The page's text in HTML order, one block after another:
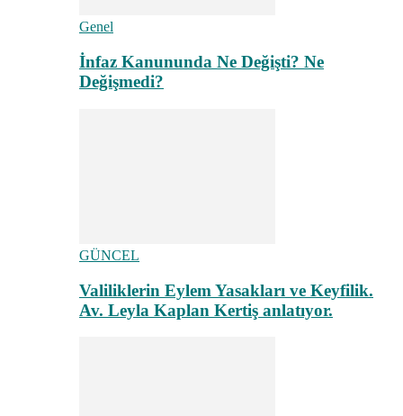
Genel
İnfaz Kanununda Ne Değişti? Ne
Değişmedi?
GÜNCEL
Valiliklerin Eylem Yasakları ve Keyfilik.
Av. Leyla Kaplan Kertiş anlatıyor.